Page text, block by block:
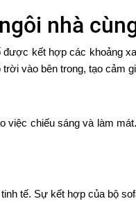
nhà
kết hợp các khoảng
vào bên trong, tạo cảm
chiếu sáng và làm
tế. Sự kết hợp của bộ